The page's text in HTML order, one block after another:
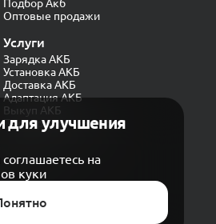
для улучшения
на
куки
Подбор Акб
Оптовые продажи
Услуги
Зарядка АКБ
Установка АКБ
Доставка АКБ
Адаптация АКБ
Выкуп АКБ
Проверка генератора
данных
защищены